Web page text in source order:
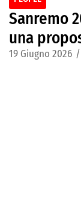
Sanremo
una
19 Giugno 2026 /